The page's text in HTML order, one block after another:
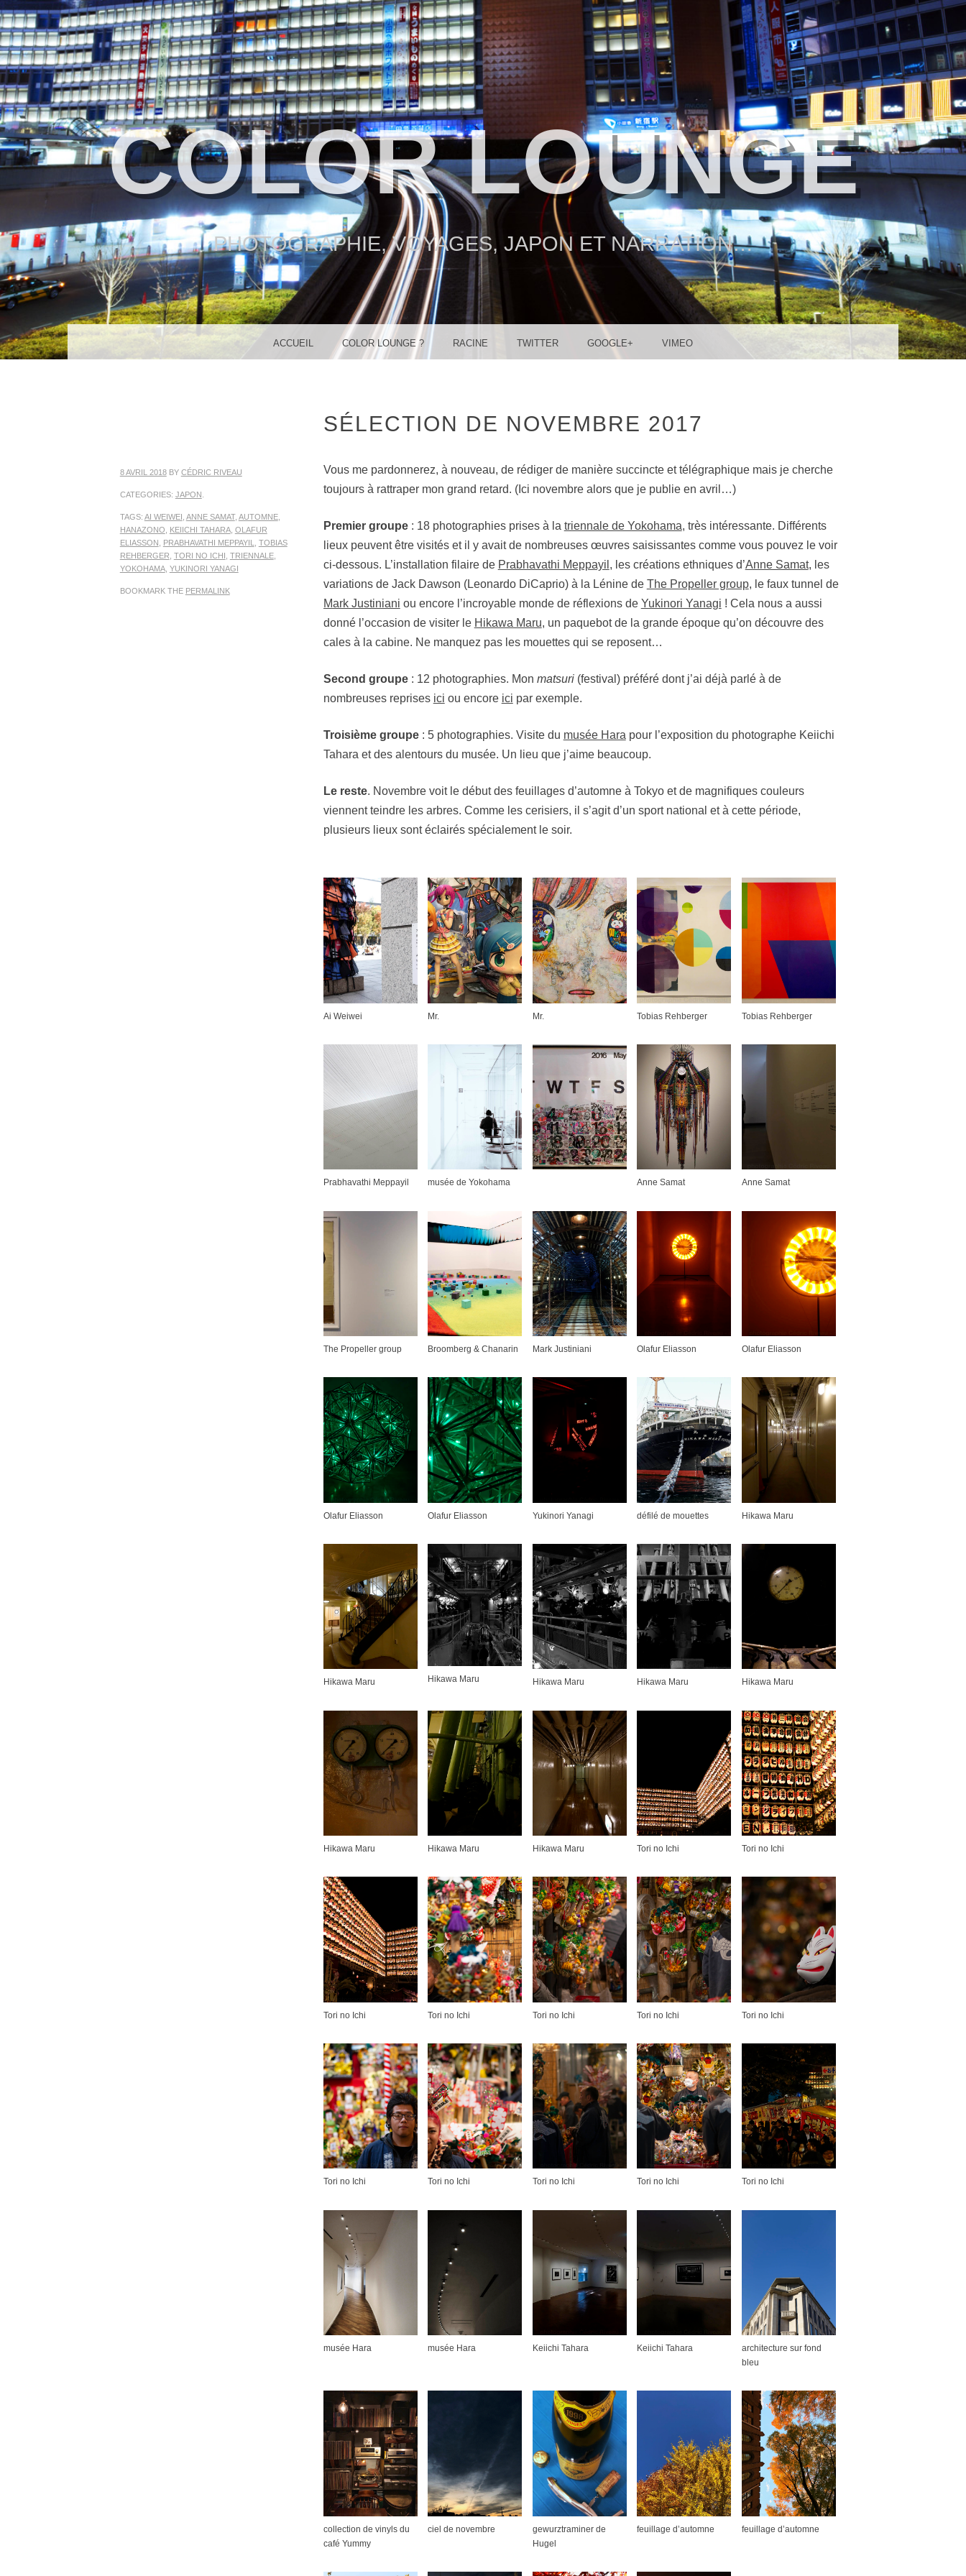
COLOR LOUNGE
PHOTOGRAPHIE, VOYAGES, JAPON ET NARRATION…
MENU ACCUEIL COLOR LOUNGE ? RACINE TWITTER GOOGLE+ VIMEO
SÉLECTION DE NOVEMBRE 2017
8 AVRIL 2018BY CÉDRIC RIVEAU
CATEGORIES: JAPON
TAGS: AI WEIWEI ANNE SAMAT, AUTOMNE,
HANAZONO
KEIICHI TAHARA, OLAFUR
ELIASSON
PRABHAVATHI MEPPAYIL
TOBIAS
REHBERGER TORI NO ICHI TRIENNALE,
YOKOHAMA, YUKINORI YANAGI
BOOKMARK THE PERMALINK
Vous me pardonnerez, à nouveau, de rédiger de manière succincte et télégraphique mais je cherche
toujours à rattraper mon grand retard. (Ici novembre alors que je publie en avril…)
Premier groupe: 18 photographies prises à la triennale de Yokohama, très intéressante. Différents
lieux peuvent être visités et il y avait de nombreuses œuvres saisissantes comme vous pouvez le voir
ci-dessous. L’installation filaire de Prabhavathi Meppayil , les créations ethniques d’Anne Samat, les
variations de Jack Dawson (Leonardo DiCaprio) à la Lénine de The Propeller group, le faux tunnel de
Mark Justiniani ou encore l’incroyable monde de réflexions de Yukinori Yanagi ! Cela nous a aussi
donné l’occasion de visiter le Hikawa Maru, un paquebot de la grande époque qu’on découvre des
cales à la cabine. Ne manquez pas les mouettes qui se reposent…
Second groupe: 12 photographies. Mon matsuri(festival) préféré dont j’ai déjà parlé à de
nombreuses reprises ici ou encore ici par exemple.
Troisième groupe: 5 photographies. Visite du musée Hara pour l’exposition du photographe Keiichi
Tahara et des alentours du musée. Un lieu que j’aime beaucoup.
Le reste. Novembre voit le début des feuillages d’automne à Tokyo et de magnifiques couleurs
viennent teindre les arbres. Comme les cerisiers, il s’agit d’un sport national et à cette période,
plusieurs lieux sont éclairés spécialement le soir.
Ai Weiwei Mr. Mr. Tobias Rehberger Tobias Rehberger
Prabhavathi Meppayil musée de Yokohama Anne Samat Anne Samat
The Propeller group Broomberg & Chanarin Mark Justiniani Olafur Eliasson Olafur Eliasson
Olafur Eliasson Olafur Eliasson Yukinori Yanagi défilé de mouettes Hikawa Maru
Hikawa Maru Hikawa Maru Hikawa Maru Hikawa Maru Hikawa Maru
Hikawa Maru Hikawa Maru Hikawa Maru Tori no Ichi Tori no Ichi
Tori no Ichi Tori no Ichi Tori no Ichi Tori no Ichi Tori no Ichi
Tori no Ichi Tori no Ichi Tori no Ichi Tori no Ichi Tori no Ichi
musée Hara musée Hara Keiichi Tahara Keiichi Tahara
architecture sur fond
bleu
collection de vinyls du
café Yummy
ciel de novembre
gewurztraminer de
Hugel
feuillage d’automne feuillage d’automne